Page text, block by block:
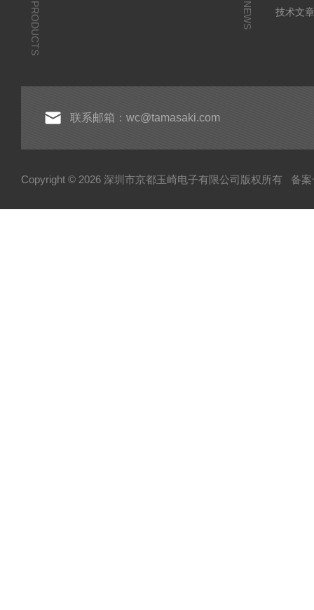
PRODUCTS NEWS
技术文
联系邮箱：wc@tamasaki.com
Copyright © 2026 深圳市京都玉崎电子有限公司版权所有 备案